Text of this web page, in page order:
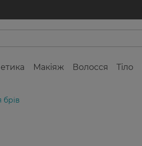
Макіяж Волосся Тіло